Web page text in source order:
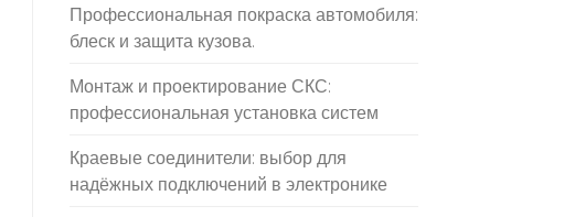
Профессиональная покраска автомобиля:
блеск и защита кузова.
Монтаж и проектирование СКС:
профессиональная установка систем
Краевые соединители: выбор для
надёжных подключений в электронике